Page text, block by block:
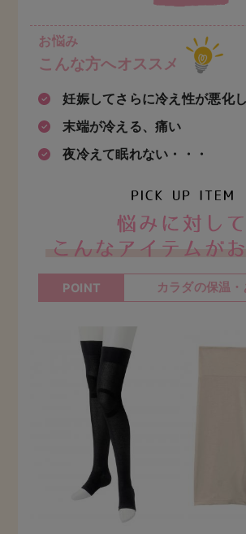
お悩み
こんな方へオススメ
妊娠してさらに冷え性が悪化
末端が冷える、痛い
夜冷えて眠れない・・・
POINT カラダの保温